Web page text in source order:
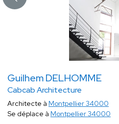
Guilhem DELHOMME
Cabcab Architecture
Architecte à Montpellier 34000
Se déplace à Montpellier 34000